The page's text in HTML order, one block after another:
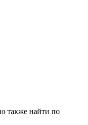
также найти по